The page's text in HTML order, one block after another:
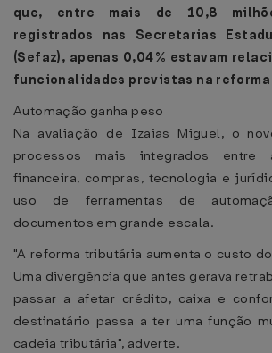
que, entre mais de 10,8
registrados nas Secretarias
(Sefaz), apenas 0,04% estavam
funcionalidades previstas na
Automação ganha peso
Na avaliação de Izaias Miguel, o
processos mais integrados entre
financeira, compras, tecnologia e
uso de ferramentas de
documentos em grande escala.
"A reforma tributária aumenta o custo
Uma divergência que antes gerava
passar a afetar crédito, caixa e
destinatário passa a ter uma função
cadeia tributária", adverte.